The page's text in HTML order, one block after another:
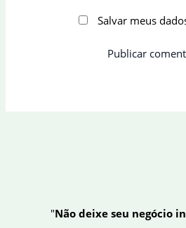
Salvar meus
"Não deixe seu negócio